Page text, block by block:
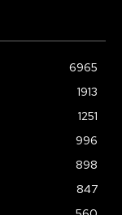
6965
1913
1251
996
898
847